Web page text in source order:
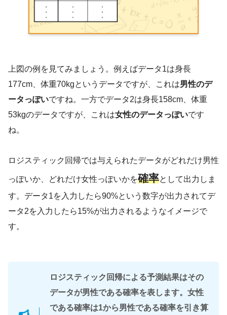
上図の例を見てみましょう。例えばデータ1は身長
177cm、体重70kgというデータですが、これは男性のデ
ータっぽいですね。一方でデータ2は身長158cm、体重
53kgのデータですが、これは女性のデータっぽいです
ね。
ロジスティック回帰では与えられたデータがどれだけ男性
っぽいか、どれだけ女性っぽいかを確率として出力しま
す。データ1を入力したら90%という数字が出力されてデ
ータ2を入力したら15%が出力されるようなイメージで
す。
ロジスティック回帰による予測結果はその
データが男性である確率を表します。女性
である確率は1から男性である確率を引き算